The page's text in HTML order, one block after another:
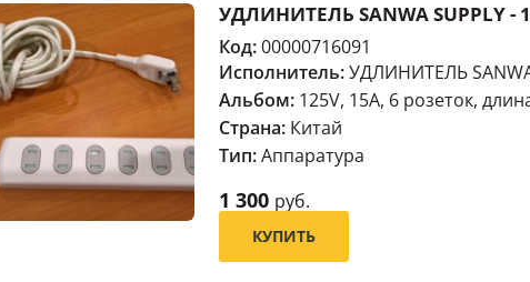
УДЛИНИТЕЛЬ SANWA SUPPLY -
Код:00000716091
Исполнитель:УДЛИНИТЕЛЬ
Альбом: 125V, 15A, 6 розеток,
Страна: Китай
Тип:Аппаратура
1 300 руб.
КУПИТЬ